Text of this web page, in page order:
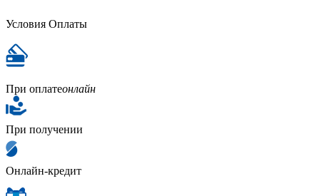
Условия Оплаты
При оплатеонлайн
При получении
Онлайн-кредит